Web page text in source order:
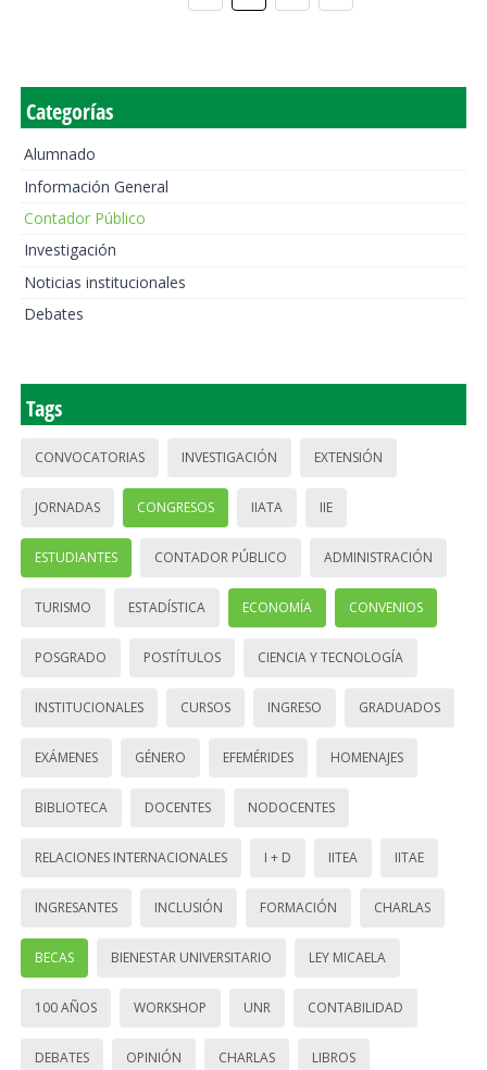
Categorías
Alumnado
Información General
Contador Público
Investigación
Noticias institucionales
Debates
Tags
CONVOCATORIAS INVESTIGACIÓN EXTENSIÓN
JORNADAS CONGRESOS IIATA IIE
ESTUDIANTES CONTADOR PÚBLICO ADMINISTRACIÓN
TURISMO ESTADÍSTICA ECONOMÍA CONVENIOS
POSGRADO POSTÍTULOS CIENCIA Y TECNOLOGÍA
INSTITUCIONALES CURSOS INGRESO GRADUADOS
EXÁMENES GÉNERO EFEMÉRIDES HOMENAJES
BIBLIOTECA DOCENTES NODOCENTES
RELACIONES INTERNACIONALES I + D IITEA IITAE
INGRESANTES INCLUSIÓN FORMACIÓN CHARLAS
BECAS BIENESTAR UNIVERSITARIO LEY MICAELA
100 AÑOS WORKSHOP UNR CONTABILIDAD
DEBATES OPINIÓN CHARLAS LIBROS